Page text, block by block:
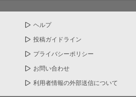
ヘルプ
投稿ガイドライン
プライバシーポリシー
お問い合わせ
利用者情報の外部送信について